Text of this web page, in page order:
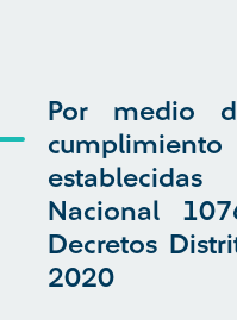
Por medio
Nacional
Decretos
2020